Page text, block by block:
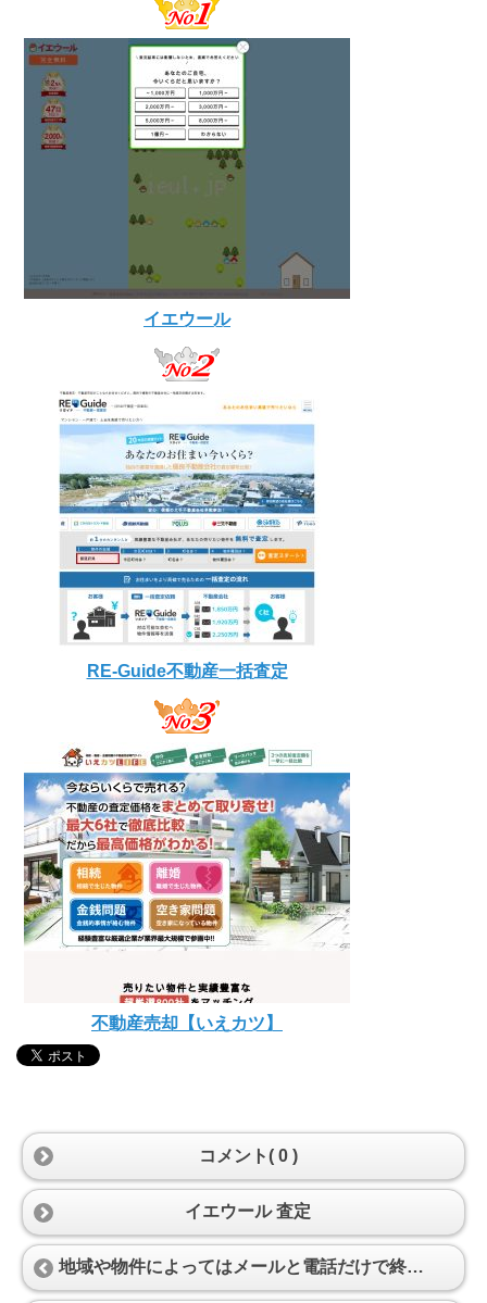
イエウール
RE-Guide不動産一括査定
不動産売却【いえカツ】
コメント( 0 )
イエウール 査定
地域や物件によってはメールと電話だけで終わってしまった